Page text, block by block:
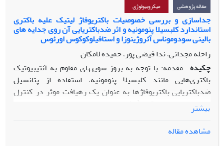
مقاله پژوهشی میکروبیولوژی
جداسازی و بررسی خصوصیات باکتریوفاژ لیتیک علیه باکتری
استاندارد کلبسیلا پنومونیه و اثر ضدباکتریایی آن روی جدایه های
بالینی سودوموناس آئروژینوزا و استافیلوکوکوس اورئوس
راحله مجدانی، ندا فیضی پور، حمیده لامکان
چکیده مقدمه: با توجه به بروز سویه­های مقاوم به آنتی­بیوتیک
باکتری‌هایی مانند کلبسیلا پنومونیه، استفاده از پتانسیل
ضدباکتریایی باکتریوفاژها به­ عنوان یک رهیافت­ موثر در کنترل
عفونت­ها مورد توجه قرار گرفته است.
مواد و روش­ها: پس از جداسازی باکتریوفاژ لیتیک (
بیشتر
مشاهده مقاله